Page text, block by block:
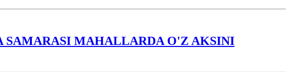
MAHALLARDA O'Z AKSINI